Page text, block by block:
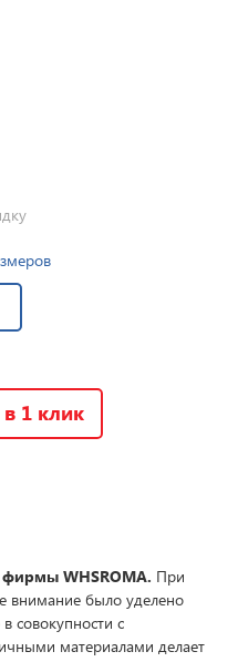
1 клик
WHSROMA. При
внимание было уделено
совокупности с
материалами делает